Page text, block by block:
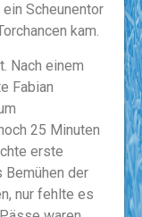
Scheunentor
kam.
Nach einem
Fabian
25 Minuten
erste
Bemühen der
nur fehlte es